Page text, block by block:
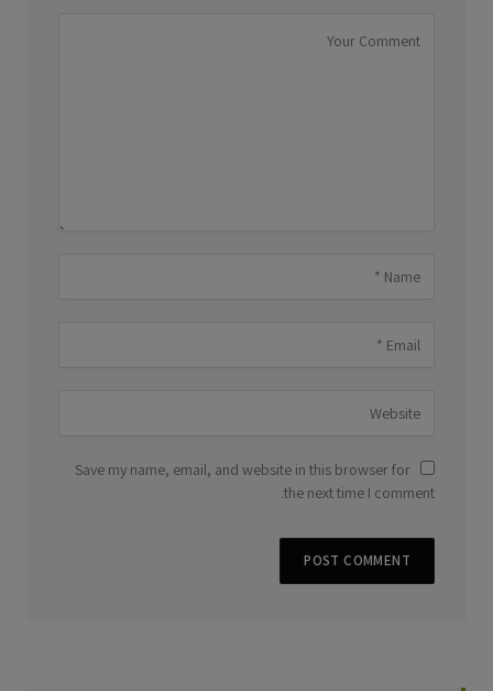
Save my name, email, and website in this browser for
the next time I comment.